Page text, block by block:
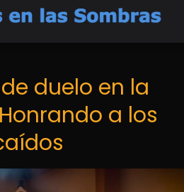
duelo en la
a los